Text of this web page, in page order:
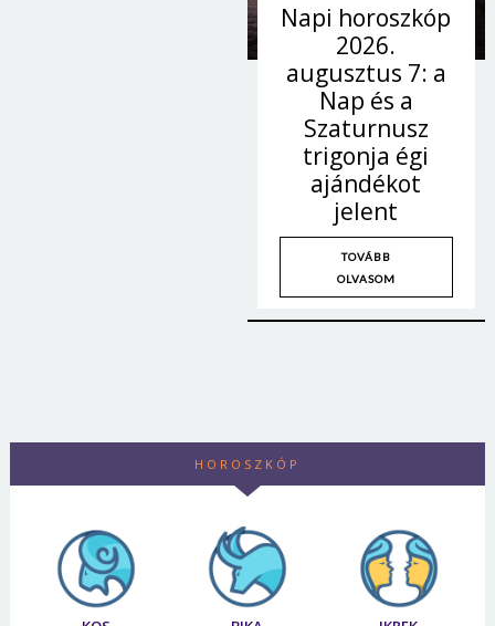
Napi horoszkóp
2026.
augusztus 7: a
Nap és a
Szaturnusz
trigonja égi
ajándékot
jelent
TOVÁBB
OLVASOM
HOROSZKÓP